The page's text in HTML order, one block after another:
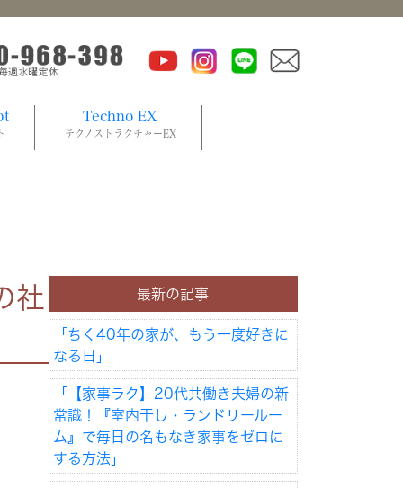
Techno EX
テクノストラクチャーEX
社 最新の記事
「ちく40年の家が、もう一度好きに
なる日」
「【家事ラク】20代共働き夫婦の新
常識！『室内干し・ランドリールー
ム』で毎日の名もなき家事をゼロに
する方法」